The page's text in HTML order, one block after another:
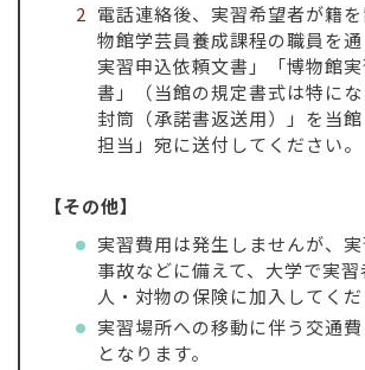
電話連絡後、実習希望者が籍
物館学芸員養成課程の職員を
実習申込依頼文書」「博物館
書」（当館の規定書式は特に
封筒（承諾書返送用）」を当
担当」宛に送付してください。
【その他】
実習費用は発生しませんが、
事故などに備えて、大学で実
人・対物の保険に加入してくだ
実習場所への移動に伴う交通
となります。